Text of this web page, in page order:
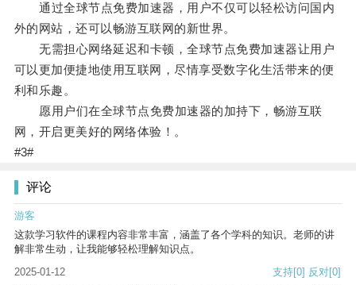
通过全球节点免费加速器，用户不仅可以轻松访问国内
外的网站，还可以畅游互联网的新世界。
无需担心网络延迟和卡顿，全球节点免费加速器让用户
可以更加便捷地使用互联网，尽情享受数字化生活带来的便
利和乐趣。
愿用户们在全球节点免费加速器的加持下，畅游互联
网，开启更美好的网络体验！。
#3#
评论
游客
这款学习软件的课程内容非常丰富，涵盖了各个学科的知识。老师的讲
解非常生动，让我能够轻松理解知识点。
2025-01-12
支持[0] 反对[0]